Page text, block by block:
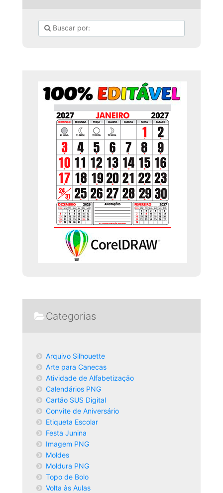
Categorias
Arquivo Silhouette
Arte para Canecas
Atividade de Alfabetização
Calendários PNG
Cartão SUS Digital
Convite de Aniversário
Etiqueta Escolar
Festa Junina
Imagem PNG
Moldes
Moldura PNG
Topo de Bolo
Volta às Aulas